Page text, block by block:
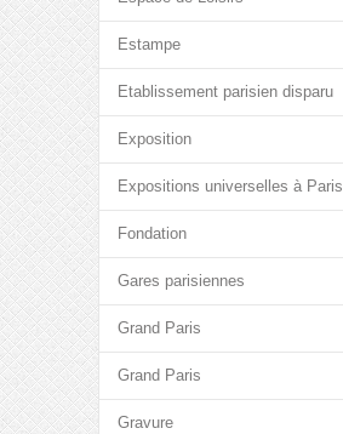
Estampe
Etablissement parisien disparu
Exposition
Expositions universelles à Paris
Fondation
Gares parisiennes
Grand Paris
Grand Paris
Gravure